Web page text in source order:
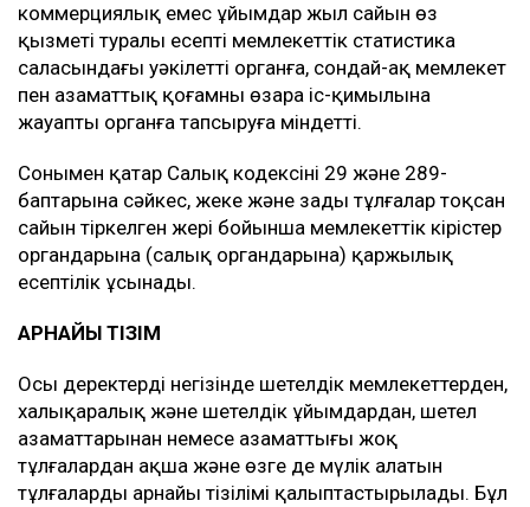
коммерциялық емес ұйымдар жыл сайын өз
қызметі туралы есепті мемлекеттік статистика
саласындағы уәкілетті органға, сондай-ақ мемлекет
пен азаматтық қоғамның өзара іс-қимылына
жауапты органға тапсыруға міндетті.
Сонымен қатар Салық кодексінің 29 және 289-
баптарына сәйкес, жеке және заңды тұлғалар тоқсан
сайын тіркелген жері бойынша мемлекеттік кірістер
органдарына (салық органдарына) қаржылық
есептілік ұсынады.
АРНАЙЫ ТІЗІМ
Осы деректердің негізінде шетелдік мемлекеттерден,
халықаралық және шетелдік ұйымдардан, шетел
азаматтарынан немесе азаматтығы жоқ
тұлғалардан ақша және өзге де мүлік алатын
тұлғалардың арнайы тізілімі қалыптастырылады. Бұл